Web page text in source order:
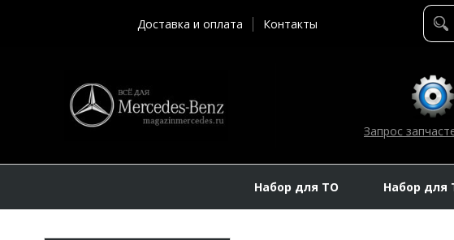
Доставка и оплата Контакты
Запрос
Набор для ТО Набор для